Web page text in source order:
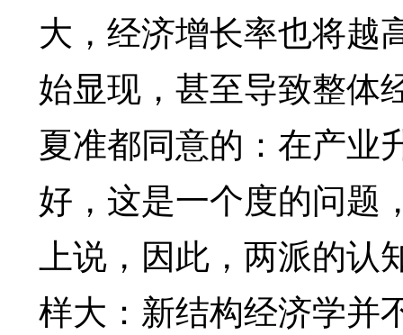
大，经济增长率也将越
始显现，甚至导致整体
夏准都同意的：在产业
好，这是一个度的问
上说，因此，两派的认
样大：新结构经济学并